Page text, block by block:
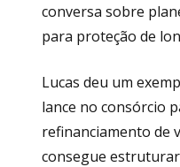
conversa sobre
para proteção de
Lucas deu um
lance no consórcio
refinanciamento de
consegue